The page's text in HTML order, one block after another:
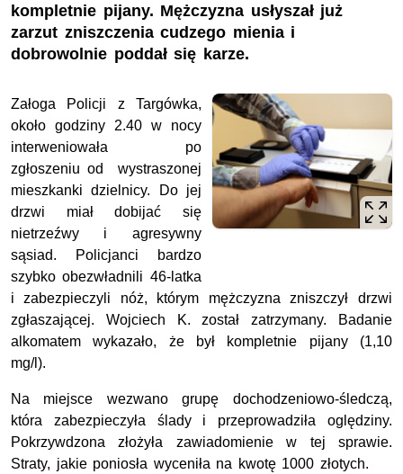
kompletnie pijany. Mężczyzna usłyszał już
zarzut zniszczenia cudzego mienia i
dobrowolnie poddał się karze.
Załoga Policji z Targówka,
około godziny 2.40 w nocy
interweniowała po
zgłoszeniu od wystraszonej
mieszkanki dzielnicy. Do jej
drzwi miał dobijać się
nietrzeźwy i agresywny
sąsiad. Policjanci bardzo
szybko obezwładnili 46-latka
i zabezpieczyli nóż, którym mężczyzna zniszczył drzwi
zgłaszającej. Wojciech K. został zatrzymany. Badanie
alkomatem wykazało, że był kompletnie pijany (1,10
mg/l).
Na miejsce wezwano grupę dochodzeniowo-śledczą,
która zabezpieczyła ślady i przeprowadziła oględziny.
Pokrzywdzona złożyła zawiadomienie w tej sprawie.
Straty, jakie poniosła wyceniła na kwotę 1000 złotych.